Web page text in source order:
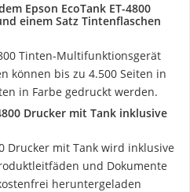
Epson EcoTank ET-4800
einem Satz Tintenflaschen
Tinten-Multifunktionsgerät
können bis zu 4.500 Seiten in
in Farbe gedruckt werden.
Drucker mit Tank inklusive
Drucker mit Tank wird inklusive
und Dokumente
heruntergeladen